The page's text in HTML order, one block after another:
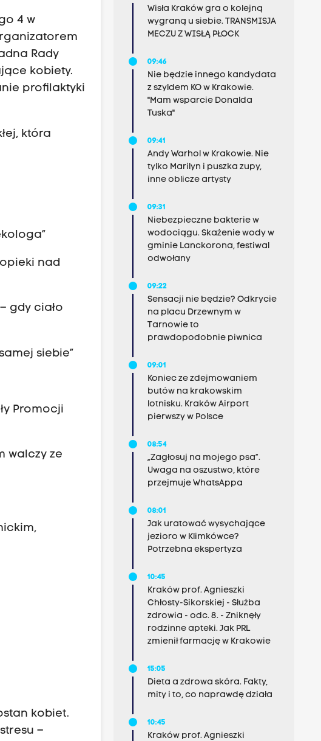
4 w
Rady
kobiety.
profilaktyki
która
nad
gdy ciało
siebie”
Promocji
walczy ze
kobiet.
–
Wisła Kraków gra o kolejną
wygraną u siebie. TRANSMISJA
MECZU Z WISŁĄ PŁOCK
09:46
Nie będzie innego kandydata
z szyldem KO w Krakowie.
"Mam wsparcie Donalda
Tuska"
09:41
Andy Warhol w Krakowie. Nie
tylko Marilyn i puszka zupy,
inne oblicze artysty
09:31
Niebezpieczne bakterie w
wodociągu. Skażenie wody w
gminie Lanckorona, festiwal
odwołany
09:22
Sensacji nie będzie? Odkrycie
na placu Drzewnym w
Tarnowie to
prawdopodobnie piwnica
09:01
Koniec ze zdejmowaniem
butów na krakowskim
lotnisku. Kraków Airport
pierwszy w Polsce
08:54
„Zagłosuj na mojego psa”.
Uwaga na oszustwo, które
przejmuje WhatsAppa
08:01
Jak uratować wysychające
jezioro w Klimkówce?
Potrzebna ekspertyza
10:45
Kraków prof. Agnieszki
Chłosty-Sikorskiej - Służba
zdrowia - odc. 8. - Zniknęły
rodzinne apteki. Jak PRL
zmienił farmację w Krakowie
15:05
Dieta a zdrowa skóra. Fakty,
mity i to, co naprawdę działa
10:45
Kraków prof. Agnieszki